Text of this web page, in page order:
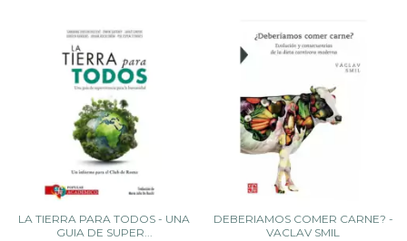
LA TIERRA PARA TODOS - UNA
GUIA DE SUPER...
DEBERIAMOS COMER CARNE? -
VACLAV SMIL